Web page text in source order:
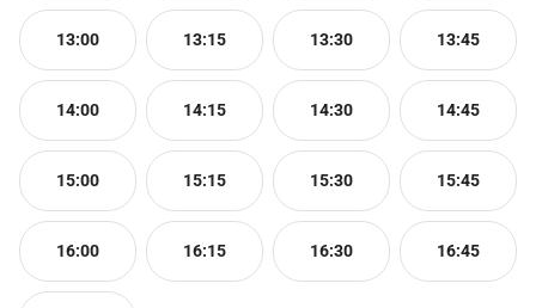
13:00 13:15 13:30 13:45
14:00 14:15 14:30 14:45
15:00 15:15 15:30 15:45
16:00 16:15 16:30 16:45